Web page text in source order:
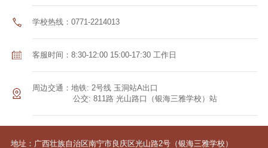
学校热线：0771-2214013
客服时间：8:30-12:00 15:00-17:30 工作日
周边交通：地铁: 2号线 玉洞站A出口
公交: 811路 光山路口（银海三雅学校）站
地址：广西壮族自治区南宁市良庆区光山路2号（银海三雅学校）